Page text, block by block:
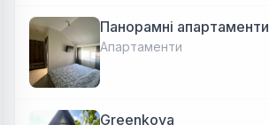
Панорамні апартаменти
Апартаменти
Greenkova